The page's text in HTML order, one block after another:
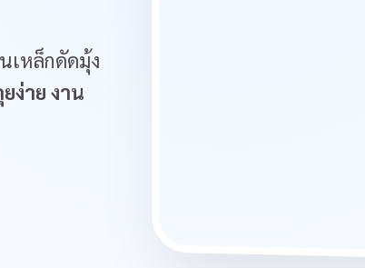
เหล็กดัดมุ้ง
ง่าย งาน